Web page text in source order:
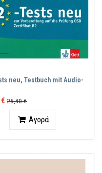
neu, Testbuch mit Audio-
25,40 €
ΠοσότηταΑγορά